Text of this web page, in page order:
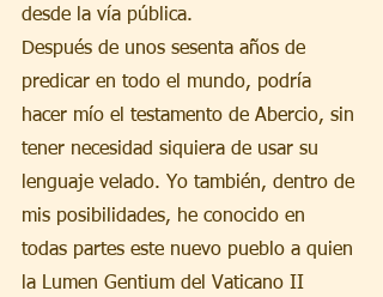
desde la vía pública.
Después de unos sesenta años de
predicar en todo el mundo, podría
hacer mío el testamento de Abercio, sin
tener necesidad siquiera de usar su
lenguaje velado. Yo también, dentro de
mis posibilidades, he conocido en
todas partes este nuevo pueblo a quien
la Lumen Gentium del Vaticano II